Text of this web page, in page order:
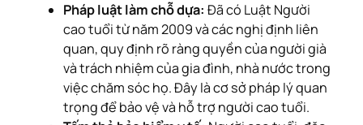
Pháp luật làm chỗ dựa: Đã có Luật Người
cao tuổi từ năm 2009 và các nghị định liên
quan, quy định rõ ràng quyền của người già
và trách nhiệm của gia đình, nhà nước trong
việc chăm sóc họ. Đây là cơ sở pháp lý quan
trọng để bảo vệ và hỗ trợ người cao tuổi.